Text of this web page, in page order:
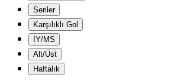
Seriler
Karşılıklı Gol
İY/MS
Alt/Üst
Haftalık